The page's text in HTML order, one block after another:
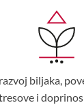
biljaka,
i